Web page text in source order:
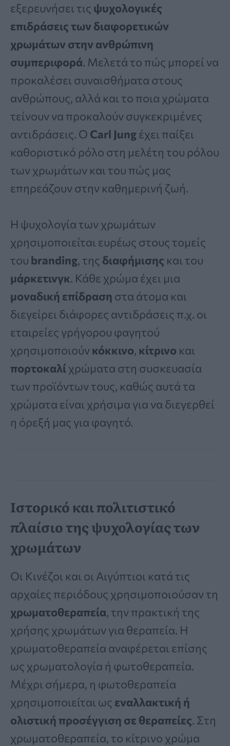
εξερευνήσει τις ψυχολογικές
επιδράσεις των διαφορετικών
χρωμάτων στην ανθρώπινη
συμπεριφορά. Μελετά το πώς μπορεί να
προκαλέσει συναισθήματα στους
ανθρώπους, αλλά και το ποια χρώματα
τείνουν να προκαλούν συγκεκριμένες
αντιδράσεις. Ο Carl Jungέχει παίξει
καθοριστικό ρόλο στη μελέτη του ρόλου
των χρωμάτων και του πώς μας
επηρεάζουν στην καθημερινή ζωή.
Η ψυχολογία των χρωμάτων
χρησιμοποιείται ευρέως στους τομείς
του branding, της διαφήμισης και του
μάρκετινγκ. Κάθε χρώμα έχει μια
μοναδική επίδραση στα άτομα και
διεγείρει διάφορες αντιδράσεις π.χ. οι
εταιρείες γρήγορου φαγητού
χρησιμοποιούν κόκκινο, κίτρινο και
πορτοκαλίχρώματα στη συσκευασία
των προϊόντων τους, καθώς αυτά τα
χρώματα είναι χρήσιμα για να διεγερθεί
η όρεξή μας για φαγητό.
Ιστορικό και πολιτιστικό
πλαίσιο της ψυχολογίας των
χρωμάτων
Οι Κινέζοι και οι Αιγύπτιοι κατά τις
αρχαίες περιόδους χρησιμοποιούσαν τη
χρωματοθεραπεία, την πρακτική της
χρήσης χρωμάτων για θεραπεία. Η
χρωματοθεραπεία αναφέρεται επίσης
ως χρωματολογία ή φωτοθεραπεία.
Μέχρι σήμερα, η φωτοθεραπεία
χρησιμοποιείται ως εναλλακτική ή
ολιστική προσέγγιση σε θεραπείες. Στη
χρωματοθεραπεία, το κίτρινο χρώμα